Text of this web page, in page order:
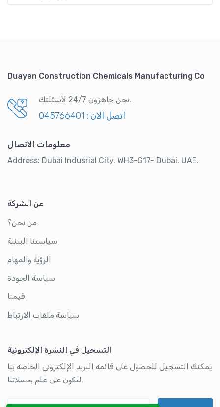
Duayen Construction Chemicals Manufacturing Co
نحن جاهزون 24/7 لأسئلتك.
اتصل الان : 045766401
معلومات الاتصال
Address: Dubai Indusrial City, WH3-G17- Dubai, UAE.
عن الشركة
من نحن؟
سياستنا البيئية
الرؤية والمهام
سياسة الجودة
قيمنا
سياسة ملفات الارتباط
التسجيل في النشرة الإلكترونية
يمكنك التسجيل للحصول على قائمة البريد الإلكتروني الخاصة بنا
لتكون على علم بحملاتنا.
عنوان بريدك الإلكتروني